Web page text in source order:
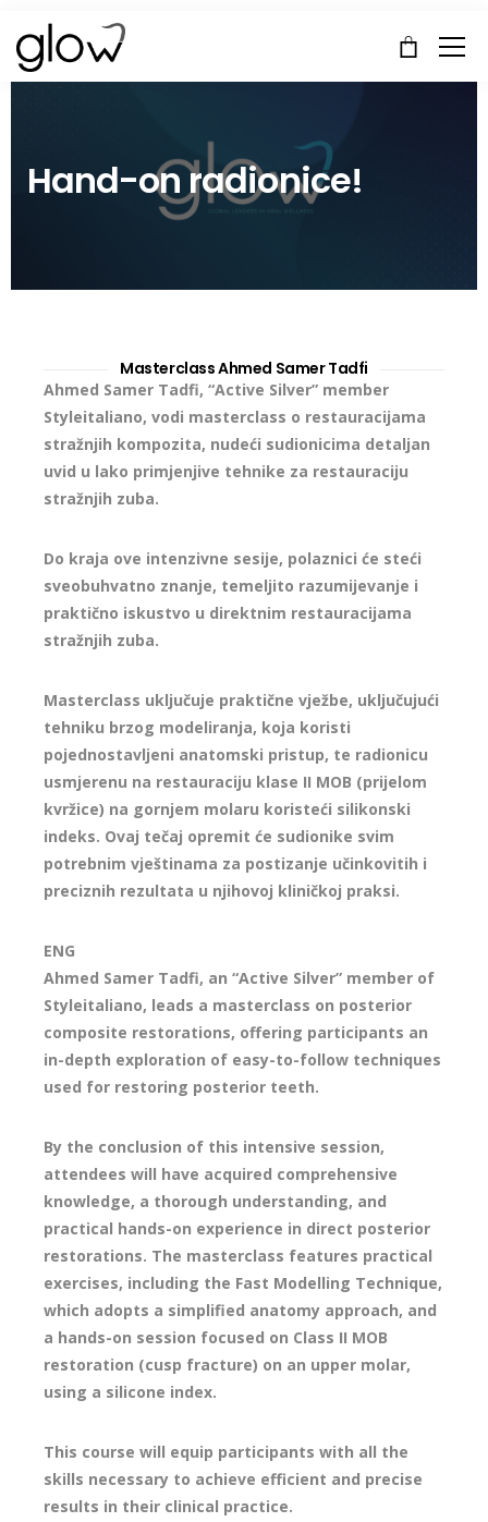
Hand-on radionice!
Masterclass Ahmed Samer Tadfi
Ahmed Samer Tadfi, “Active Silver” member
Styleitaliano, vodi masterclass o restauracijama
stražnjih kompozita, nudeći sudionicima detaljan
uvid u lako primjenjive tehnike za restauraciju
stražnjih zuba.
Do kraja ove intenzivne sesije, polaznici će steći
sveobuhvatno znanje, temeljito razumijevanje i
praktično iskustvo u direktnim restauracijama
stražnjih zuba.
Masterclass uključuje praktične vježbe, uključujući
tehniku brzog modeliranja, koja koristi
pojednostavljeni anatomski pristup, te radionicu
usmjerenu na restauraciju klase II MOB (prijelom
kvržice) na gornjem molaru koristeći silikonski
indeks. Ovaj tečaj opremit će sudionike svim
potrebnim vještinama za postizanje učinkovitih i
preciznih rezultata u njihovoj kliničkoj praksi.
ENG
Ahmed Samer Tadfi, an “Active Silver” member of
Styleitaliano, leads a masterclass on posterior
composite restorations, offering participants an
in-depth exploration of easy-to-follow techniques
used for restoring posterior teeth.
By the conclusion of this intensive session,
attendees will have acquired comprehensive
knowledge, a thorough understanding, and
practical hands-on experience in direct posterior
restorations. The masterclass features practical
exercises, including the Fast Modelling Technique,
which adopts a simplified anatomy approach, and
a hands-on session focused on Class II MOB
restoration (cusp fracture) on an upper molar,
using a silicone index.
This course will equip participants with all the
skills necessary to achieve efficient and precise
results in their clinical practice.